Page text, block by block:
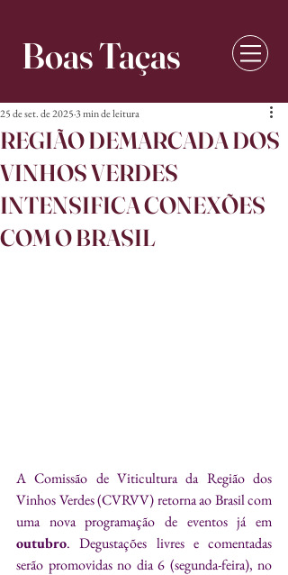
Boas Taças
REGIÃO DEMARCADA DOS
VINHOS VERDES
INTENSIFICA CONEXÕES
COM O BRASIL
25 de set. de 20253 min de leitura
A Comissão de Viticultura da Região dos
Vinhos Verdes (CVRVV) retorna ao Brasil com
outubro. Degustações livres e comentadas
serão promovidas no dia 6 (segunda-feira), no